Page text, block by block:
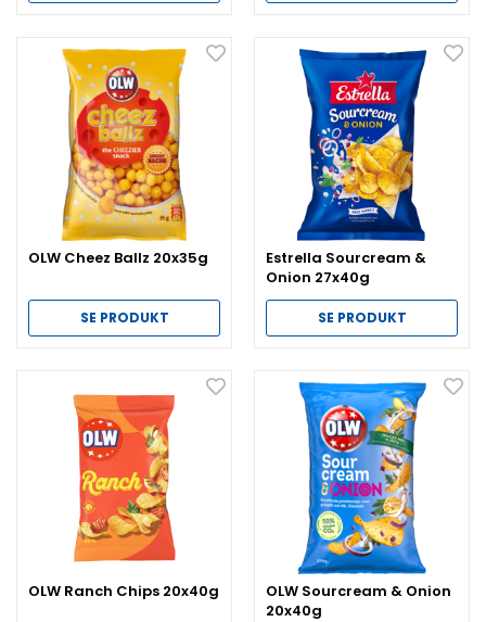
OLW Cheez Ballz 20x35g
SE PRODUKT
Estrella Sourcream &
Onion 27x40g
SE PRODUKT
OLW Ranch Chips 20x40g
OLW Sourcream & Onion
20x40g